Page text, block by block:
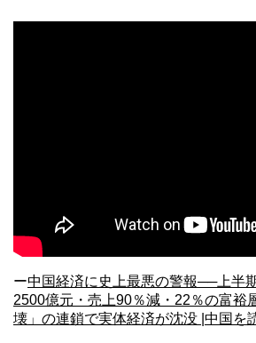
ー中国経済に史上最悪の警報──上半
2500億元・売上90％減・22％の富裕
壊」の連鎖で実体経済が沈没 |中国を